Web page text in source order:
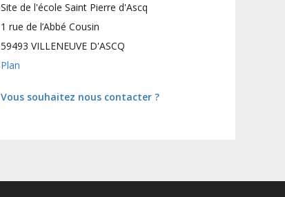
Site de l'école Saint Pierre d'Ascq
1 rue de l’Abbé Cousin
59493 VILLENEUVE D'ASCQ
Plan
Vous souhaitez nous contacter ?